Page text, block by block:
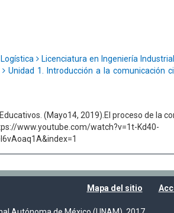
Licenciatura en Ingeniería
Unidad 1. Introducción a la comunicación
(Mayo14, 2019).El proceso de la
www.youtube.com/watch?v=1t-Kd40-
Mapa del sitio